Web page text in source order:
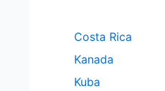
Costa Rica
Kanada
Kuba